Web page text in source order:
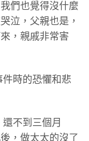
們也覺得沒什麼
泣，父親也是，
，親戚非常害
時的恐懼和悲
不到三個月
，做太太的沒了